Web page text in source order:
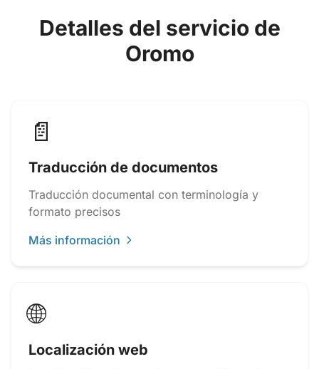
Detalles del servicio de
Oromo
📄
Traducción de documentos
Traducción documental con terminología y
formato precisos
Más información
🌐
Localización web